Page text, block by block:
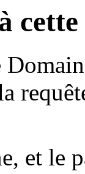
et le